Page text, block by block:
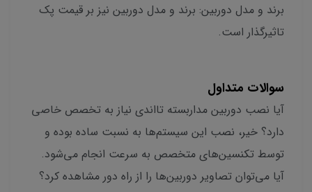
برند و مدل دوربین: برند و مدل دوربین نیز بر قیمت پک
تاثیرگذار است.
سوالات متداول
آیا نصب دوربین مداربسته تااندی نیاز به تخصص خاصی
دارد؟ خیر، نصب این سیستم‌ها به نسبت ساده بوده و
توسط تکنسین‌های متخصص به سرعت انجام می‌شود.
آیا می‌توان تصاویر دوربین‌ها را از راه دور مشاهده کرد؟